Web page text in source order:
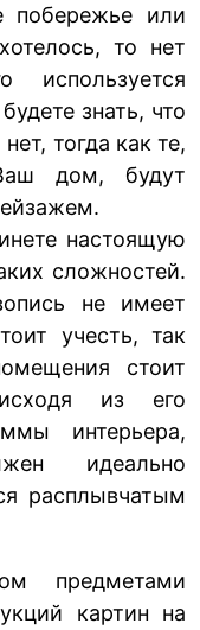
побережье или
то нет
знать, что
тогда как те,
дом, будут
настоящую
сложностей.
не имеет
учесть, так
стоит
из его
интерьера,
идеально
расплывчатым
предметами
картин на